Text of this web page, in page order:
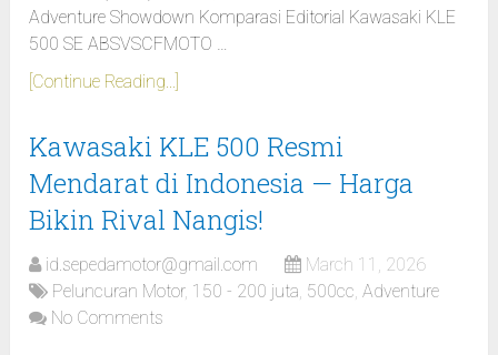
Adventure Showdown Komparasi Editorial Kawasaki KLE
500 SE ABSVSCFMOTO …
[Continue Reading...]
Kawasaki KLE 500 Resmi
Mendarat di Indonesia — Harga
Bikin Rival Nangis!
id.sepedamotor@gmail.com
March 11, 2026
Peluncuran Motor, 150 - 200 juta, 500cc,Adventure
No Comments